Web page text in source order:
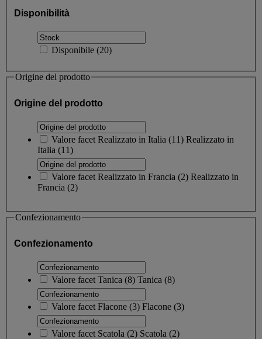
Disponibilità
Disponibile (20)
Origine del prodotto
Origine del prodotto
Valore facet Realizzato in Italia (11) Realizzato in
Italia (11)
Valore facet Realizzato in Francia (2) Realizzato in
Francia (2)
Confezionamento
Confezionamento
Valore facet Tanica (8) Tanica (8)
Valore facet Flacone (3) Flacone (3)
Valore facet Scatola (2) Scatola (2)